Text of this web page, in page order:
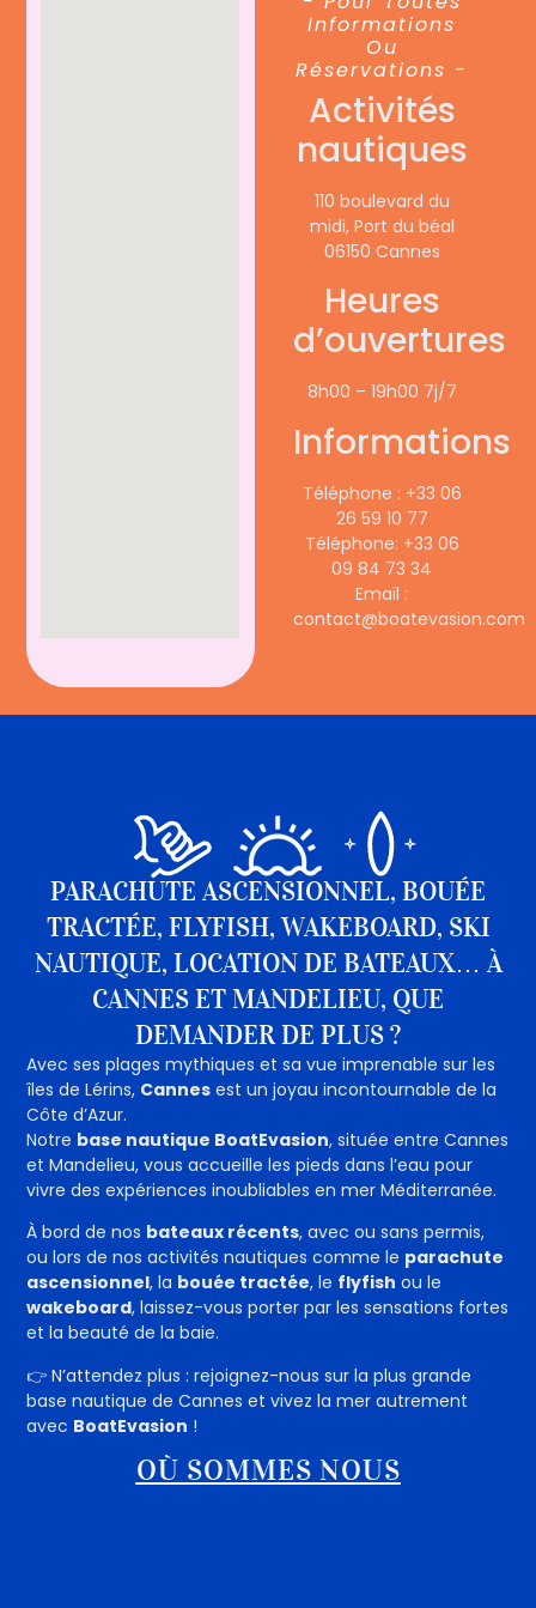
Informations
Ou
Réservations -
Activités
nautiques
110 boulevard du
midi, Port du béal
06150 Cannes
Heures
d’ouvertures
8h00 – 19h00 7j/7
Informations
Téléphone : +33 06
26 59 10 77
Téléphone: +33 06
09 84 73 34
Email :
contact@boatevasion.com
PARACHUTE ASCENSIONNEL, BOUÉE
TRACTÉE, FLYFISH, WAKEBOARD, SKI
NAUTIQUE, LOCATION DE BATEAUX… À
CANNES ET MANDELIEU, QUE
DEMANDER DE PLUS ?
Avec ses plages mythiques et sa vue imprenable sur les
îles de Lérins, Cannes est un joyau incontournable de la
Côte d’Azur.
Notre base nautique BoatEvasion, située entre Cannes
et Mandelieu, vous accueille les pieds dans l’eau pour
vivre des expériences inoubliables en mer Méditerranée.
À bord de nos bateaux récents, avec ou sans permis,
ou lors de nos activités nautiques comme le parachute
ascensionnel, la bouée tractée, le flyfish ou le
wakeboard, laissez-vous porter par les sensations fortes
et la beauté de la baie.
👉 N’attendez plus : rejoignez-nous sur la plus grande
base nautique de Cannes et vivez la mer autrement
avec BoatEvasion !
OÙ SOMMES NOUS